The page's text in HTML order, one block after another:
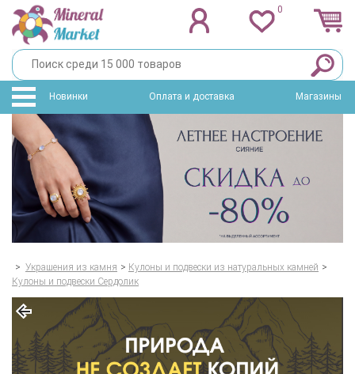
0
Новинки Оплата и доставка Магазины
> Украшения из камня > Кулоны и подвески из натуральных камней >
Кулоны и подвески Сердолик